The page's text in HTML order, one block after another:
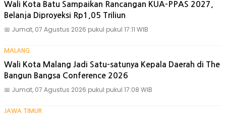
Wali Kota Batu Sampaikan Rancangan KUA-PPAS 2027,
Belanja Diproyeksi Rp1,05 Triliun
📅 Jumat, 07 Agustus 2026 pukul pukul 17:11 WIB
MALANG
Wali Kota Malang Jadi Satu-satunya Kepala Daerah di The
Bangun Bangsa Conference 2026
📅 Jumat, 07 Agustus 2026 pukul pukul 17:08 WIB
JAWA TIMUR